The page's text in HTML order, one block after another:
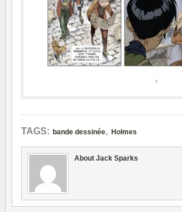
TAGS: bande dessinée, Holmes
About Jack Sparks